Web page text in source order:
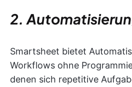
2.
Smartsheet bietet
Workflows ohne
denen sich repetitive